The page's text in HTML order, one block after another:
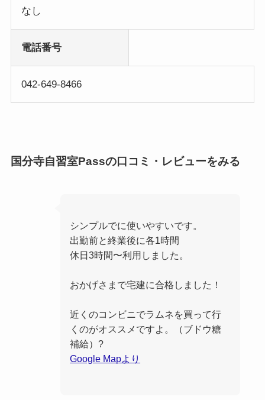
なし
電話番号
042-649-8466
国分寺自習室Passの口コミ・レビューをみる
シンプルでに使いやすいです。
出勤前と終業後に各1時間
休日3時間〜利用しました。
おかげさまで宅建に合格しました！
近くのコンビニでラムネを買って行
くのがオススメですよ。（ブドウ糖
補給）?
Google Mapより